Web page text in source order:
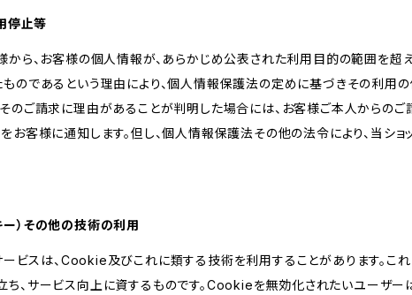
停止等
から、お客様の個人情報が、あらかじめ公表された利用目的の範囲を
のであるという理由により、個人情報保護法の定めに基づきその利用の
のご請求に理由があることが判明した場合には、お客様ご本人からの
お客様に通知します。但し、個人情報保護法その他の法令により、当シ
）その他の技術の利用
サービスは、Cookie及びこれに類する技術を利用することがあります。こ
、サービス向上に資するものです。Cookieを無効化されたいユーザー